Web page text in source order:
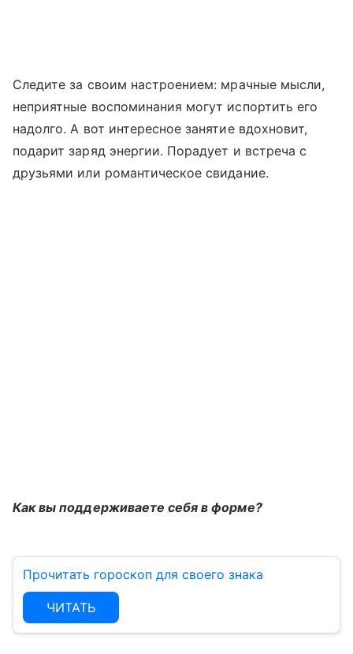
Следите за своим настроением: мрачные мысли,
неприятные воспоминания могут испортить его
надолго. А вот интересное занятие вдохновит,
подарит заряд энергии. Порадует и встреча с
друзьями или романтическое свидание.
Как вы поддерживаете себя в форме?
Прочитать гороскоп для своего знака
ЧИТАТЬ